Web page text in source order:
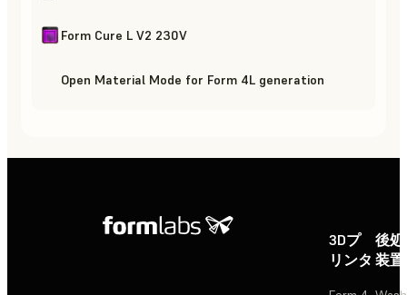
Form Cure L V2 230V
Open Material Mode for Form 4L generation
3Dプ
リンタ
後
装置